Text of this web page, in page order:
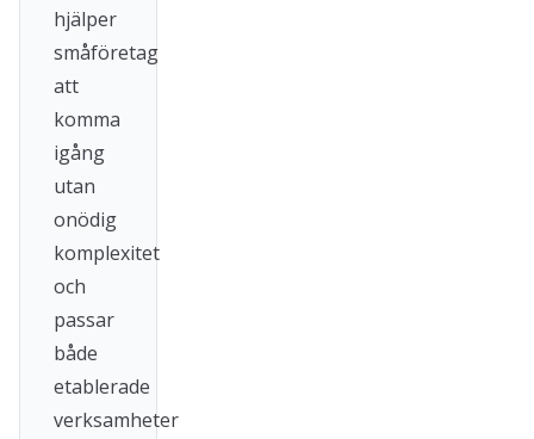
hjälper
småföretag
att
komma
igång
utan
onödig
komplexitet
och
passar
både
etablerade
verksamheter